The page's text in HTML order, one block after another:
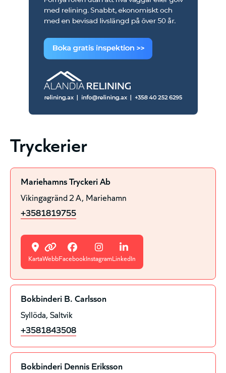
Tryckerier
Mariehamns Tryckeri Ab
Vikingagränd 2 A Mariehamn
+3581819755
KartaWebbFacebookInstagramLinkedIn
Bokbinderi B. Carlsson
Syllöda Saltvik
+3581843508
Bokbinderi Dennis Eriksson